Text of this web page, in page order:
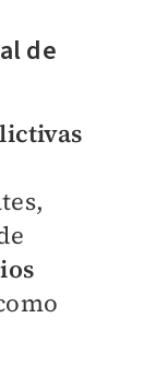
de